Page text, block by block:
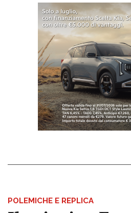
POLEMICHE E REPLICA